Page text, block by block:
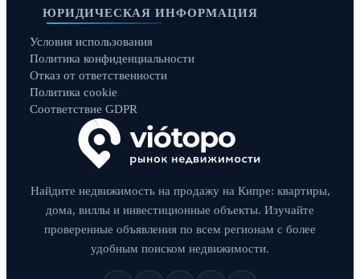
ЮРИДИЧЕСКАЯ ИНФОРМАЦИЯ
Условия использования
Политика конфиденциальности
Отказ от ответственности
Политика cookie
Соответствие GDPR
Найдите недвижимость на продажу на Кипре: квартиры,
дома, виллы и инвестиционные объекты. Изучайте
проверенные объявления по всем регионам с более
удобным поиском недвижимости.